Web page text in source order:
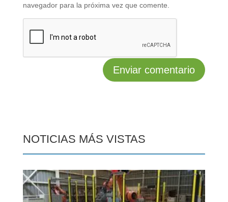
navegador para la próxima vez que comente.
NOTICIAS MÁS VISTAS